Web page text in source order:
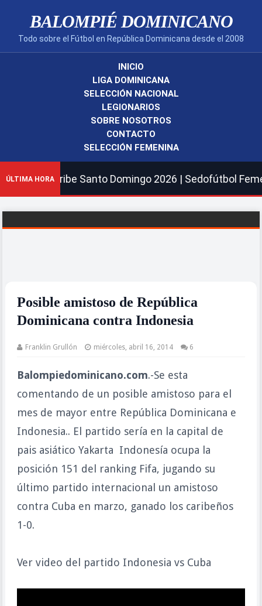
BALOMPIÉ DOMINICANO
Todo sobre el Fútbol en República Dominicana desde el 2008
INICIO
LIGA DOMINICANA
SELECCIÓN NACIONAL
LEGIONARIOS
SOBRE NOSOTROS
CONTACTO
SELECCIÓN FEMENINA
ÚLTIMA HORASanto Domingo 2026 | Sedofútbol
Posible amistoso de República
Dominicana contra Indonesia
Franklin Grullón miércoles, abril 16, 2014 6
Balompiedominicano.com.-Se esta
comentando de un posible amistoso para el
mes de mayor entre República Dominicana e
Indonesia.. El partido sería en la capital de
pais asiático Yakarta Indonesía ocupa la
posición 151 del ranking Fifa, jugando su
último partido internacional un amistoso
contra Cuba en marzo, ganado los caribeños
1-0.
Ver video del partido Indonesia vs Cuba